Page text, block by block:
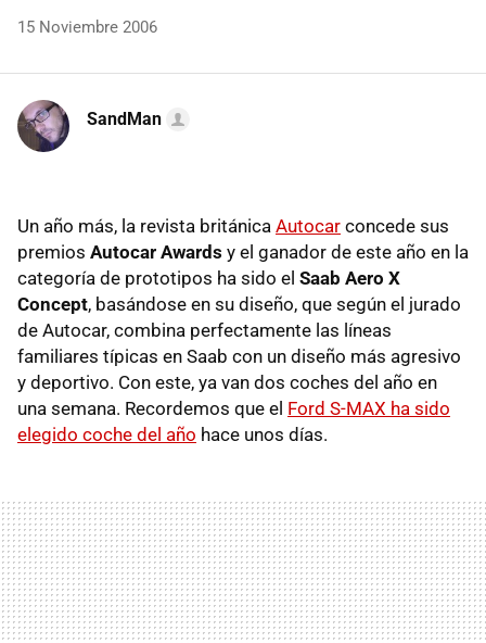
15 Noviembre 2006
SandMan
Un año más, la revista británica Autocar concede sus
premios Autocar Awards y el ganador de este año en la
categoría de prototipos ha sido el Saab Aero X
Concept, basándose en su diseño, que según el jurado
de Autocar, combina perfectamente las líneas
familiares típicas en Saab con un diseño más agresivo
y deportivo. Con este, ya van dos coches del año en
una semana. Recordemos que el Ford S-MAX ha sido
elegido coche del año hace unos días.